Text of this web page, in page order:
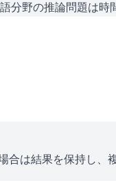
野の推論問題は
は結果を保持し、